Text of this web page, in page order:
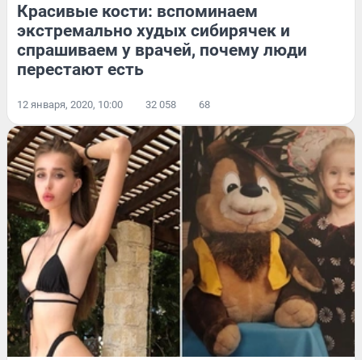
Красивые кости: вспоминаем
экстремально худых сибирячек и
спрашиваем у врачей, почему люди
перестают есть
12 января, 2020, 10:00 32 058 68